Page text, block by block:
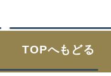
TOPへもどる